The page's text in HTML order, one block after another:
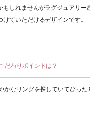
もしれませんがラグジュアリー
ていただけるデザインです。
だわりポイントは？
かなリングを探していてぴった